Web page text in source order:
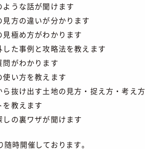
うな話が聞けます
方の違いが分かります
極め方がわかります
た事例と攻略法を教えます
がわかります
い方を教えます
抜け出す土地の見方・捉え方・考え方
教えます
の裏ワザが聞けます
時開催しております。